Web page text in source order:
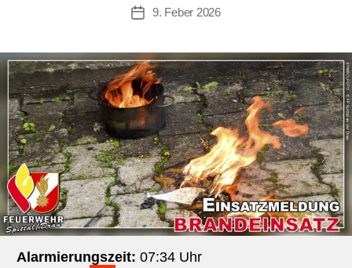
Beitragsdatum
9. Feber 2026
Alarmierungszeit: 07:34 Uhr